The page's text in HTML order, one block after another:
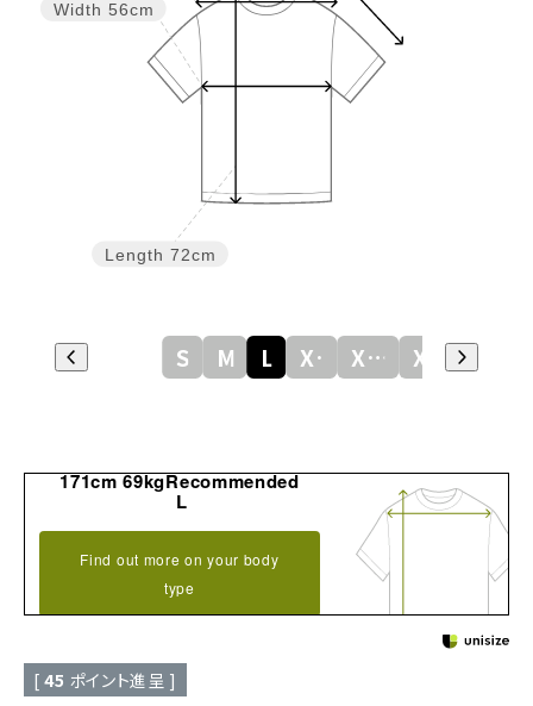
Length 72cm
Width 56cm
XL XXL XXXL
171cm 69kgRecommended
L
Find out more on your body
type
[ 45 ポイント進呈 ]